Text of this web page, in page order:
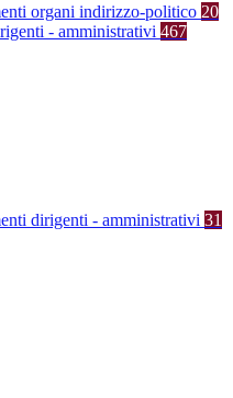
organi indirizzo-politico 20
- amministrativi 467
dirigenti - amministrativi 31